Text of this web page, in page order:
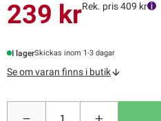
239 krRek. pris 409 kr
I lagerSkickas inom 1-3 dagar
Se om varan finns i butik